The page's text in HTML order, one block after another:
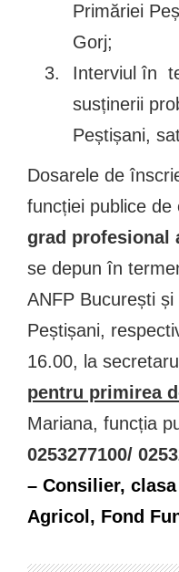
Primăriei
Gorj;
Interviul în
susținerii
Peștișani,
Dosarele de
funcției publice
grad profesional
se depun în
ANFP București
Peștișani,
16.00, la
pentru primirea
Mariana, funcția
0253277100/
– Consilier,
Agricol, Fond